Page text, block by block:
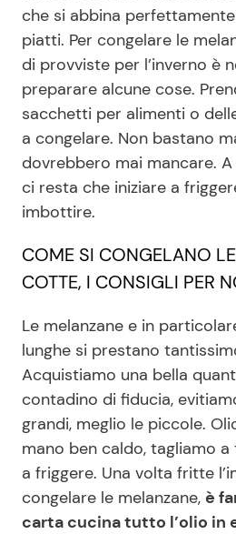
News benessere
Salute
Viaggi e Turismo
Festività
Seguici
Info
Chi siamo
Disclaimer e Privacy
Redazione
Contattaci
che si abbina
piatti. Per congelare le
di provviste per l’inverno è
preparare alcune cose.
sacchetti per alimenti o
a congelare. Non bastano
dovrebbero mai mancare.
ci resta che iniziare a
imbottire.
COME SI CONGELANO
COTTE, I CONSIGLI PER
Le melanzane e in
lunghe si prestano
Acquistiamo una bella
contadino di fiducia,
grandi, meglio le piccole.
mano ben caldo, tagliamo
a friggere. Una volta fritte
congelare le melanzane, è
carta cucina tutto l’olio in